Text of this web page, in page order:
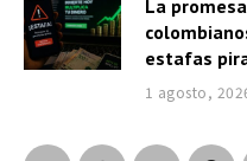
La
estafas
1 agosto,